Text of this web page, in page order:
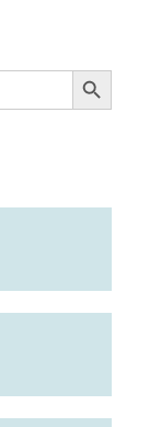
Botón de búsqueda